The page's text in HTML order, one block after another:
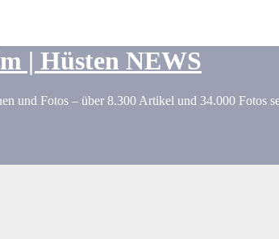
| Hüsten NEWS
und Fotos – über 8.300 Artikel und 34.000